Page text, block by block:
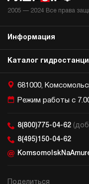
2005 — 2024 Все права
Каталог
Информация
681000,
Режим работы с
8(800)775-04-62
8(495)150-04-62
Поделиться